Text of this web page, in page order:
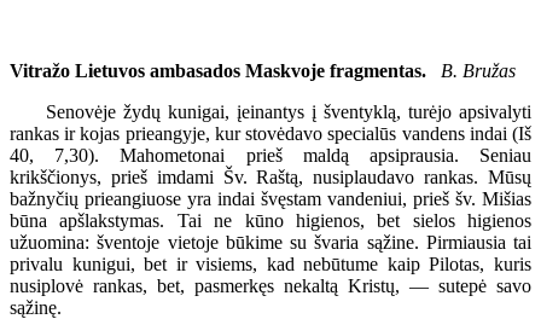
Vitražo Lietuvos ambasados Maskvoje fragmentas.
B. Bružas
Senovėje žydų kunigai, įeinantys į šventyklą, turėjo apsivalyti
rankas ir kojas prieangyje, kur stovėdavo specialūs vandens indai (Iš
40, 7,30). Mahometonai prieš maldą apsiprausia. Seniau
krikščionys, prieš imdami Šv. Raštą, nusiplaudavo rankas. Mūsų
bažnyčių prieangiuose yra indai švęstam vandeniui, prieš šv. Mišias
būna apšlakstymas. Tai ne kūno higienos, bet sielos higienos
užuomina: šventoje vietoje būkime su švaria sąžine. Pirmiausia tai
privalu kunigui, bet ir visiems, kad nebūtume kaip Pilotas, kuris
nusiplovė rankas, bet, pasmerkęs nekaltą Kristų, — sutepė savo
sąžinę.